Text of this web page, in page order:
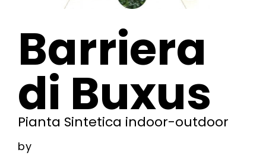
Barriera
di Buxus
Pianta Sintetica indoor-outdoor
by